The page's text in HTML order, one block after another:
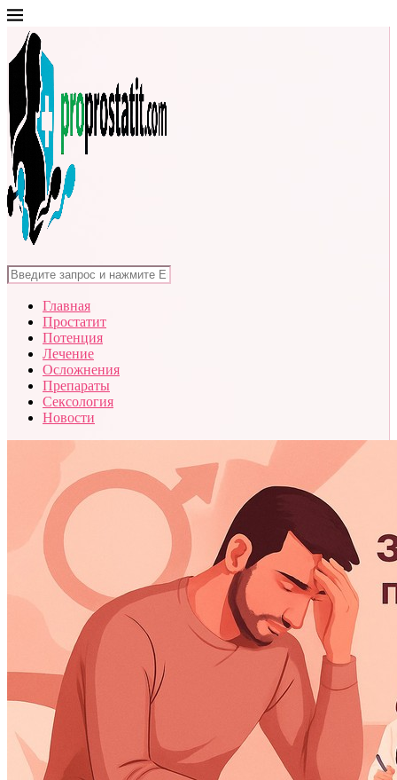
Главная
Простатит
Потенция
Лечение
Осложнения
Препараты
Сексология
Новости